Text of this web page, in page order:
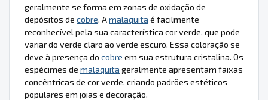
geralmente se forma em zonas de oxidação de
depósitos de cobre. Amalaquita é facilmente
reconhecível pela sua característica cor verde, que pode
variar do verde claro ao verde escuro. Essa coloração se
deve à presença do cobre em sua estrutura cristalina. Os
espécimes de malaquita geralmente apresentam faixas
concêntricas de cor verde, criando padrões estéticos
populares em joias e decoração.